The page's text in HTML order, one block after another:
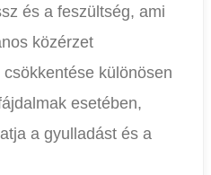
és a feszültség, ami
közérzet
különösen
esetében,
a gyulladást és a